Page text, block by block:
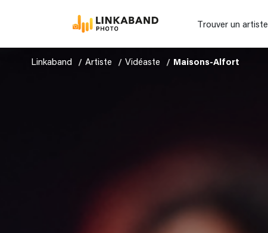
Trouver un artiste
Linkaband Artiste Vidéaste Maisons-Alfort